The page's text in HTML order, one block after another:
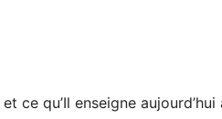
ce qu’Il enseigne